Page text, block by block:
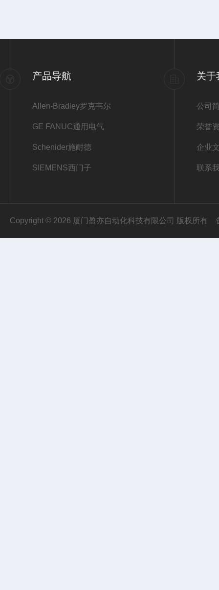
产品导航
Allen-Bradley罗克韦尔
GE FANUC通用电气
Schenider施耐德
SIEMENS西门子
关于
公司
荣誉
企业
联系
Copyright © 2026 厦门盈亦自动化科技有限公司 版权所有